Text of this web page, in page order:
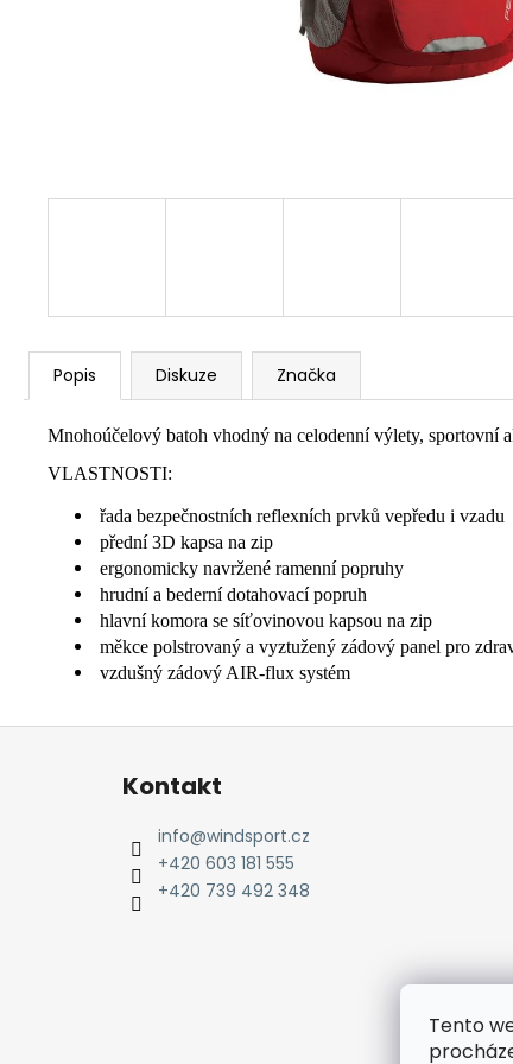
Tento
Popis Diskuze Značka
Mnohoúčelový batoh vhodný na celodenní výlety, sportovní
VLASTNOSTI:
řada bezpečnostních reflexních prvků vepředu i vzadu
přední 3D kapsa na zip
ergonomicky navržené ramenní popruhy
hrudní a bederní dotahovací popruh
hlavní komora se síťovinovou kapsou na zip
měkce polstrovaný a vyztužený zádový panel pro
vzdušný zádový AIR-flux systém
Z
Kontakt
info@windsport.cz
+420 603 181 555
+420 739 492 348